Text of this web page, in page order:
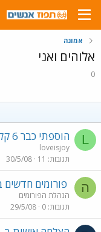
אמונה
אלוהים ואני
0
L הוספתי כבר 6 קליפים והם לא מופיעים
loveisjoy
תגובות 11
30/5/08
ה פורומים חדשים
הנהלת הפורומים
תגובות 0
29/5/08